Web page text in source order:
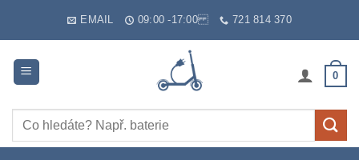
EMAIL 09:00 -17:00 721 814 370
0
Hledat: